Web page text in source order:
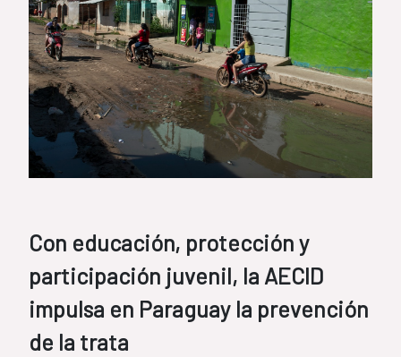
Con educación, protección y
participación juvenil, la AECID
impulsa en Paraguay la prevención
de la trata